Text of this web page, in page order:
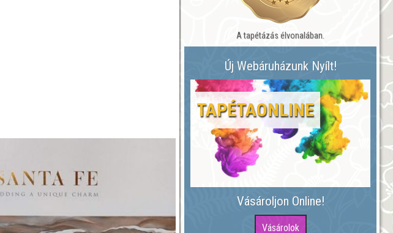
A tapétázás élvonalában.
Új Webáruházunk Nyílt!
TAPÉTAONLINE
Vásároljon Online!